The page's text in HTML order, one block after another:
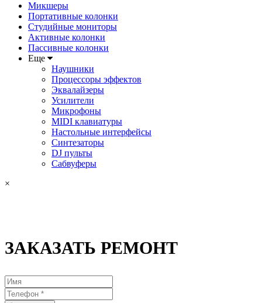
Микшеры
Портативные колонки
Студийные мониторы
Активные колонки
Пассивные колонки
Еще
Наушники
Процессоры эффектов
Эквалайзеры
Усилители
Микрофоны
MIDI клавиатуры
Настольные интерфейсы
Синтезаторы
DJ пульты
Сабвуферы
×
ЗАКАЗАТЬ РЕМОНТ